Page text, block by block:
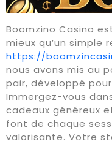
Boomzino Casino
mieux qu’un simple
https://
nous avons mis au
pair, développé
Immergez-vous
cadeaux généreux
font de chaque
valorisante. Votre